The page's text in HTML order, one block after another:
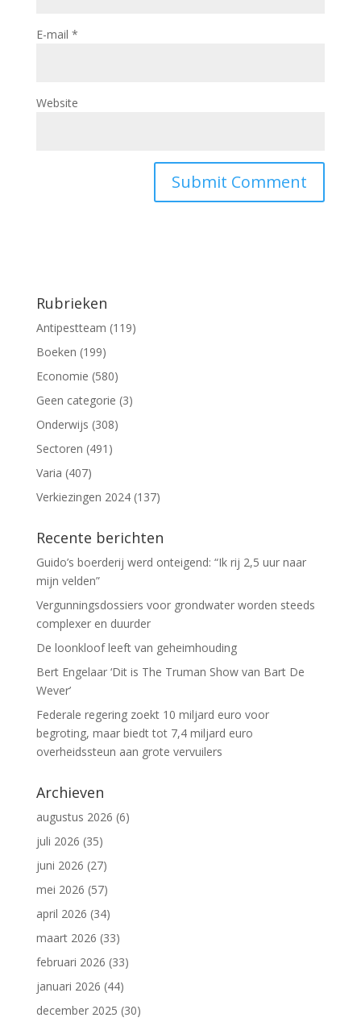
E-mail *
Website
Rubrieken
Antipestteam (119)
Boeken (199)
Economie (580)
Geen categorie (3)
Onderwijs (308)
Sectoren (491)
Varia (407)
Verkiezingen 2024(137)
Recente berichten
Guido’s boerderij werd onteigend: “Ik rij 2,5 uur naar
mijn velden”
Vergunningsdossiers voor grondwater worden steeds
complexer en duurder
De loonkloof leeft van geheimhouding
Bert Engelaar ‘Dit is The Truman Show van Bart De
Wever’
Federale regering zoekt 10 miljard euro voor
begroting, maar biedt tot 7,4 miljard euro
overheidssteun aan grote vervuilers
Archieven
augustus 2026 (6)
juli 2026 (35)
juni 2026 (27)
mei 2026 (57)
april 2026 (34)
maart 2026 (33)
februari 2026 (33)
januari 2026 (44)
december 2025 (30)